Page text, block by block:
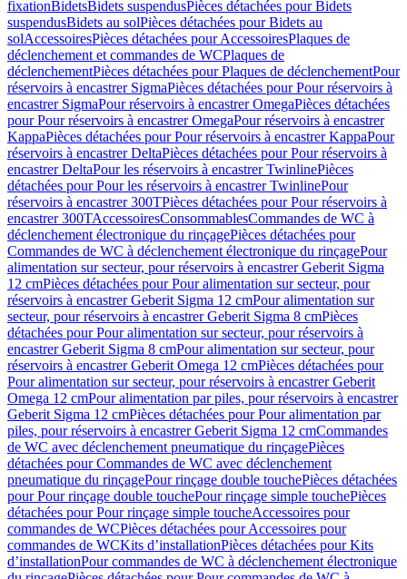
fixationBidetsBidets suspendusPièces détachées pour Bidets
suspendusBidets au solPièces détachées pour Bidets au
solAccessoiresPièces détachées pour AccessoiresPlaques de
déclenchement et commandes de WCPlaques de
déclenchementPièces détachées pour Plaques de déclenchementPour
réservoirs à encastrer SigmaPièces détachées pour Pour réservoirs à
encastrer SigmaPour réservoirs à encastrer OmegaPièces détachées
pour Pour réservoirs à encastrer OmegaPour réservoirs à encastrer
KappaPièces détachées pour Pour réservoirs à encastrer KappaPour
réservoirs à encastrer DeltaPièces détachées pour Pour réservoirs à
encastrer DeltaPour les réservoirs à encastrer TwinlinePièces
détachées pour Pour les réservoirs à encastrer TwinlinePour
réservoirs à encastrer 300TPièces détachées pour Pour réservoirs à
encastrer 300TAccessoiresConsommablesCommandes de WC à
déclenchement électronique du rinçagePièces détachées pour
Commandes de WC à déclenchement électronique du rinçagePour
alimentation sur secteur, pour réservoirs à encastrer Geberit Sigma
12 cmPièces détachées pour Pour alimentation sur secteur, pour
réservoirs à encastrer Geberit Sigma 12 cmPour alimentation sur
secteur, pour réservoirs à encastrer Geberit Sigma 8 cmPièces
détachées pour Pour alimentation sur secteur, pour réservoirs à
encastrer Geberit Sigma 8 cmPour alimentation sur secteur, pour
réservoirs à encastrer Geberit Omega 12 cmPièces détachées pour
Pour alimentation sur secteur, pour réservoirs à encastrer Geberit
Omega 12 cmPour alimentation par piles, pour réservoirs à encastrer
Geberit Sigma 12 cmPièces détachées pour Pour alimentation par
piles, pour réservoirs à encastrer Geberit Sigma 12 cmCommandes
de WC avec déclenchement pneumatique du rinçagePièces
détachées pour Commandes de WC avec déclenchement
pneumatique du rinçagePour rinçage double touchePièces détachées
pour Pour rinçage double touchePour rinçage simple touchePièces
détachées pour Pour rinçage simple toucheAccessoires pour
commandes de WCPièces détachées pour Accessoires pour
commandes de WCKits d’installationPièces détachées pour Kits
d’installationPour commandes de WC à déclenchement électronique